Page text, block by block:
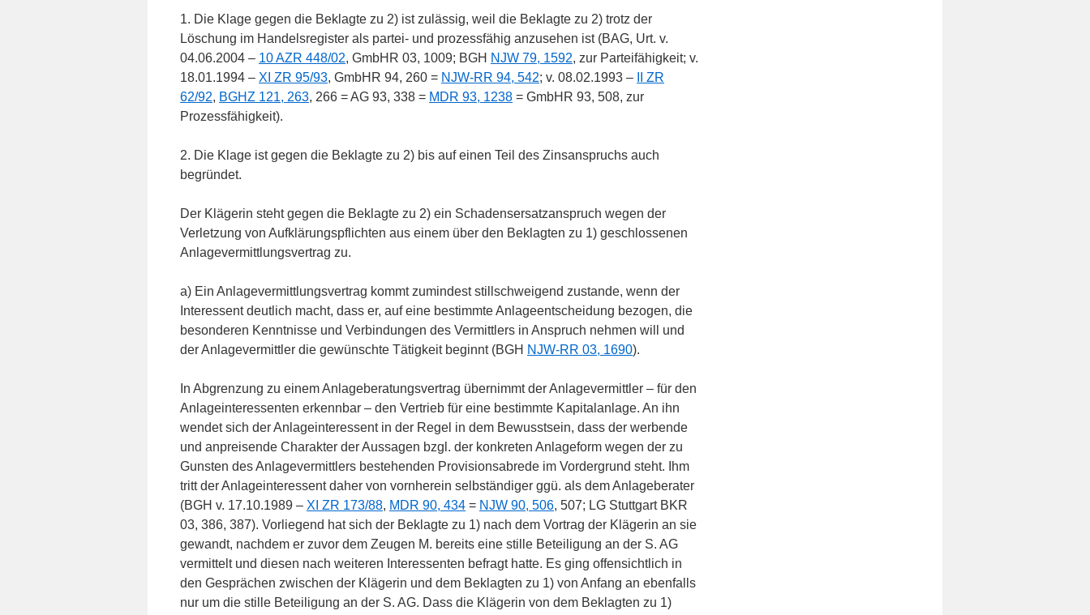
1. Die Klage gegen die Beklagte zu 2) ist zulässig, weil die Beklagte zu 2) trotz der
Löschung im Handelsregister als partei- und prozessfähig anzusehen ist (BAG, Urt. v.
04.06.2004 – 10 AZR 448/02, GmbHR 03, 1009; BGH NJW 79, 1592, zur Parteifähigkeit; v.
18.01.1994 – XI ZR 95/93, GmbHR 94, 260 = NJW-RR 94, 542; v. 08.02.1993 –
II ZR
62/92, BGHZ 121, 263, 266 = AG 93, 338 = MDR 93, 1238 = GmbHR 93, 508, zur
Prozessfähigkeit).
2. Die Klage ist gegen die Beklagte zu 2) bis auf einen Teil des Zinsanspruchs auch
begründet.
Der Klägerin steht gegen die Beklagte zu 2) ein Schadensersatzanspruch wegen der
Verletzung von Aufklärungspflichten aus einem über den Beklagten zu 1) geschlossenen
Anlagevermittlungsvertrag zu.
a) Ein Anlagevermittlungsvertrag kommt zumindest stillschweigend zustande, wenn der
Interessent deutlich macht, dass er, auf eine bestimmte Anlageentscheidung bezogen, die
besonderen Kenntnisse und Verbindungen des Vermittlers in Anspruch nehmen will und
der Anlagevermittler die gewünschte Tätigkeit beginnt (BGH NJW-RR 03, 1690).
In Abgrenzung zu einem Anlageberatungsvertrag übernimmt der Anlagevermittler – für den
Anlageinteressenten erkennbar – den Vertrieb für eine bestimmte Kapitalanlage. An ihn
wendet sich der Anlageinteressent in der Regel in dem Bewusstsein, dass der werbende
und anpreisende Charakter der Aussagen bzgl. der konkreten Anlageform wegen der zu
Gunsten des Anlagevermittlers bestehenden Provisionsabrede im Vordergrund steht. Ihm
tritt der Anlageinteressent daher von vornherein selbständiger ggü. als dem Anlageberater
(BGH v. 17.10.1989 – XI ZR 173/88, MDR 90, 434 = NJW 90, 506, 507; LG Stuttgart BKR
03, 386, 387). Vorliegend hat sich der Beklagte zu 1) nach dem Vortrag der Klägerin an sie
gewandt, nachdem er zuvor dem Zeugen M. bereits eine stille Beteiligung an der S. AG
vermittelt und diesen nach weiteren Interessenten befragt hatte. Es ging offensichtlich in
den Gesprächen zwischen der Klägerin und dem Beklagten zu 1) von Anfang an ebenfalls
nur um die stille Beteiligung an der S. AG. Dass die Klägerin von dem Beklagten zu 1)